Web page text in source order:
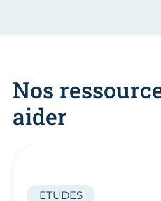
Nos
aider
ETUDES